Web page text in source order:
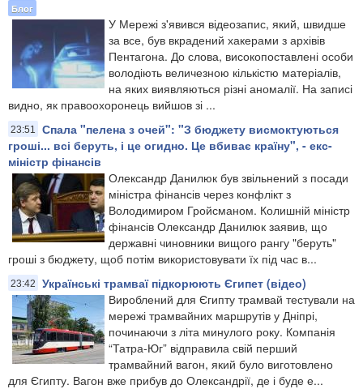
Блог
У Мережі з'явився відеозапис, який, швидше
за все, був вкрадений хакерами з архівів
Пентагона. До слова, високопоставлені особи
володіють величезною кількістю матеріалів,
на яких виявляються різні аномалії. На записі
видно, як правоохоронець вийшов зі ...
23:51
Спала "пелена з очей": "З бюджету висмоктуються
гроші... всі беруть, і це огидно. Це вбиває країну", - екс-
міністр фінансів
Олександр Данилюк був звільнений з посади
міністра фінансів через конфлікт з
Володимиром Гройсманом. Колишній міністр
фінансів Олександр Данилюк заявив, що
державні чиновники вищого рангу "беруть"
гроші з бюджету, щоб потім використовувати їх під час в...
23:42
Українські трамваї підкорюють Єгипет (відео)
Вироблений для Єгипту трамвай тестували на
мережі трамвайних маршрутів у Дніпрі,
починаючи з літа минулого року. Компанія
“Татра-Юг” відправила свій перший
трамвайний вагон, який було виготовлено
для Єгипту. Вагон вже прибув до Олександрії, де і буде е...